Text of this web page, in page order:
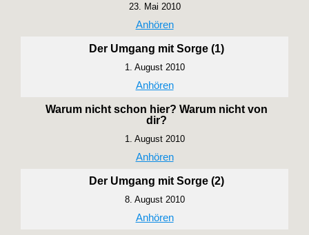
23. Mai 2010
Anhören
Der Umgang mit Sorge (1)
1. August 2010
Anhören
Warum nicht schon hier? Warum nicht von
dir?
1. August 2010
Anhören
Der Umgang mit Sorge (2)
8. August 2010
Anhören